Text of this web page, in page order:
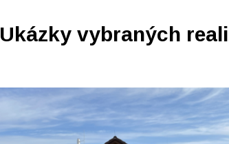
Ukázky vybraných